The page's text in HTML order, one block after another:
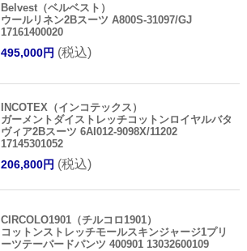
Belvest（ベルベスト）
ウールリネン2Bスーツ A800S-31097/GJ
17161400020
495,000円 (税込)
INCOTEX（インコテックス）
ガーメントダイストレッチコットンロイヤルバタ
ヴィア2Bスーツ 6AI012-9098X/11202
17145301052
206,800円 (税込)
CIRCOLO1901（チルコロ1901）
コットンストレッチモールスキンジャージ1プリ
ーツテーパードパンツ 400901 13032600109